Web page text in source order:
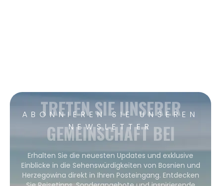
ABONNIEREN SIE UNSEREN
NEWSLETTER
TRETEN SIE UNSERER
GEMEINSCHAFT BEI
Erhalten Sie die neuesten Updates und exklusive
Einblicke in die Sehenswürdigkeiten von Bosnien und
Herzegowina direkt in Ihren Posteingang. Entdecken